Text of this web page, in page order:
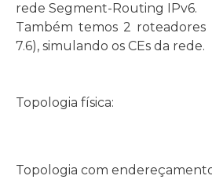
rede Segment-Routing IPv6.
Também temos 2 roteadores
7.6), simulando os CEs da rede.
Topologia física:
Topologia com